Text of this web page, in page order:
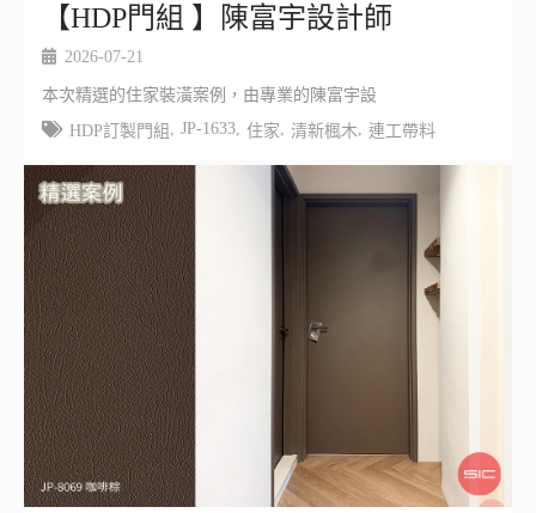
【HDP門組 】陳富宇設計師
2026-07-21
本次精選的住家裝潢案例，由專業的陳富宇設
HDP訂製門組
JP-1633, 住家 清新楓木 連工帶料